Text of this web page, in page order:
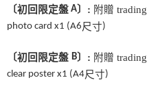
２．訂單成立數日內，您將收到繳
３．收到繳費通知簡訊後14天內，
ATM／網路銀行／等多元方式進行
購買商品的店家。未經商家同意取
後付繳納相關費用。
每筆NT$60，滿NT$1,599(含
每筆NT$60，滿NT$1,599(含
〔初回限定盤 A〕 : 附贈
photo card x1 (A6尺寸)
〔初回限定盤 B〕 : 附贈
clear poster x1 (A4尺寸)